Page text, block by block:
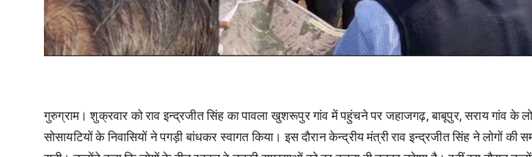
गुरुग्राम। शुक्रवार को राव इन्द्रजीत सिंह का पावला खुशरूपुर गांव में पहुंचने पर जहाजगढ़, बाबूपुर, सराय गांव के
सोसायटियों के निवासियों ने पगड़ी बांधकर स्वागत किया। इस दौरान केन्द्रीय मंत्री राव इन्द्रजीत सिंह ने लोगों की